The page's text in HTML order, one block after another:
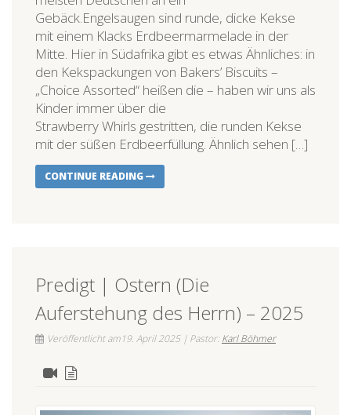
Gebäck.Engelsaugen sind runde, dicke Kekse
mit einem Klacks Erdbeermarmelade in der
Mitte. Hier in Südafrika gibt es etwas Ähnliches: in
den Kekspackungen von Bakers’ Biscuits –
„Choice Assorted“ heißen die – haben wir uns als
Kinder immer über die
Strawberry Whirls gestritten, die runden Kekse
mit der süßen Erdbeerfüllung. Ähnlich sehen […]
CONTINUE READING
Predigt | Ostern (Die
Auferstehung des Herrn) – 2025
Veröffentlicht am19. April 2025 | Pastor: Karl Böhmer